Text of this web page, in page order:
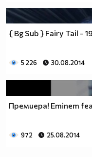
{ Bg Sub } Fairy Tail -
5 226 30.08.2014
Премиера! Eminem
972 25.08.2014